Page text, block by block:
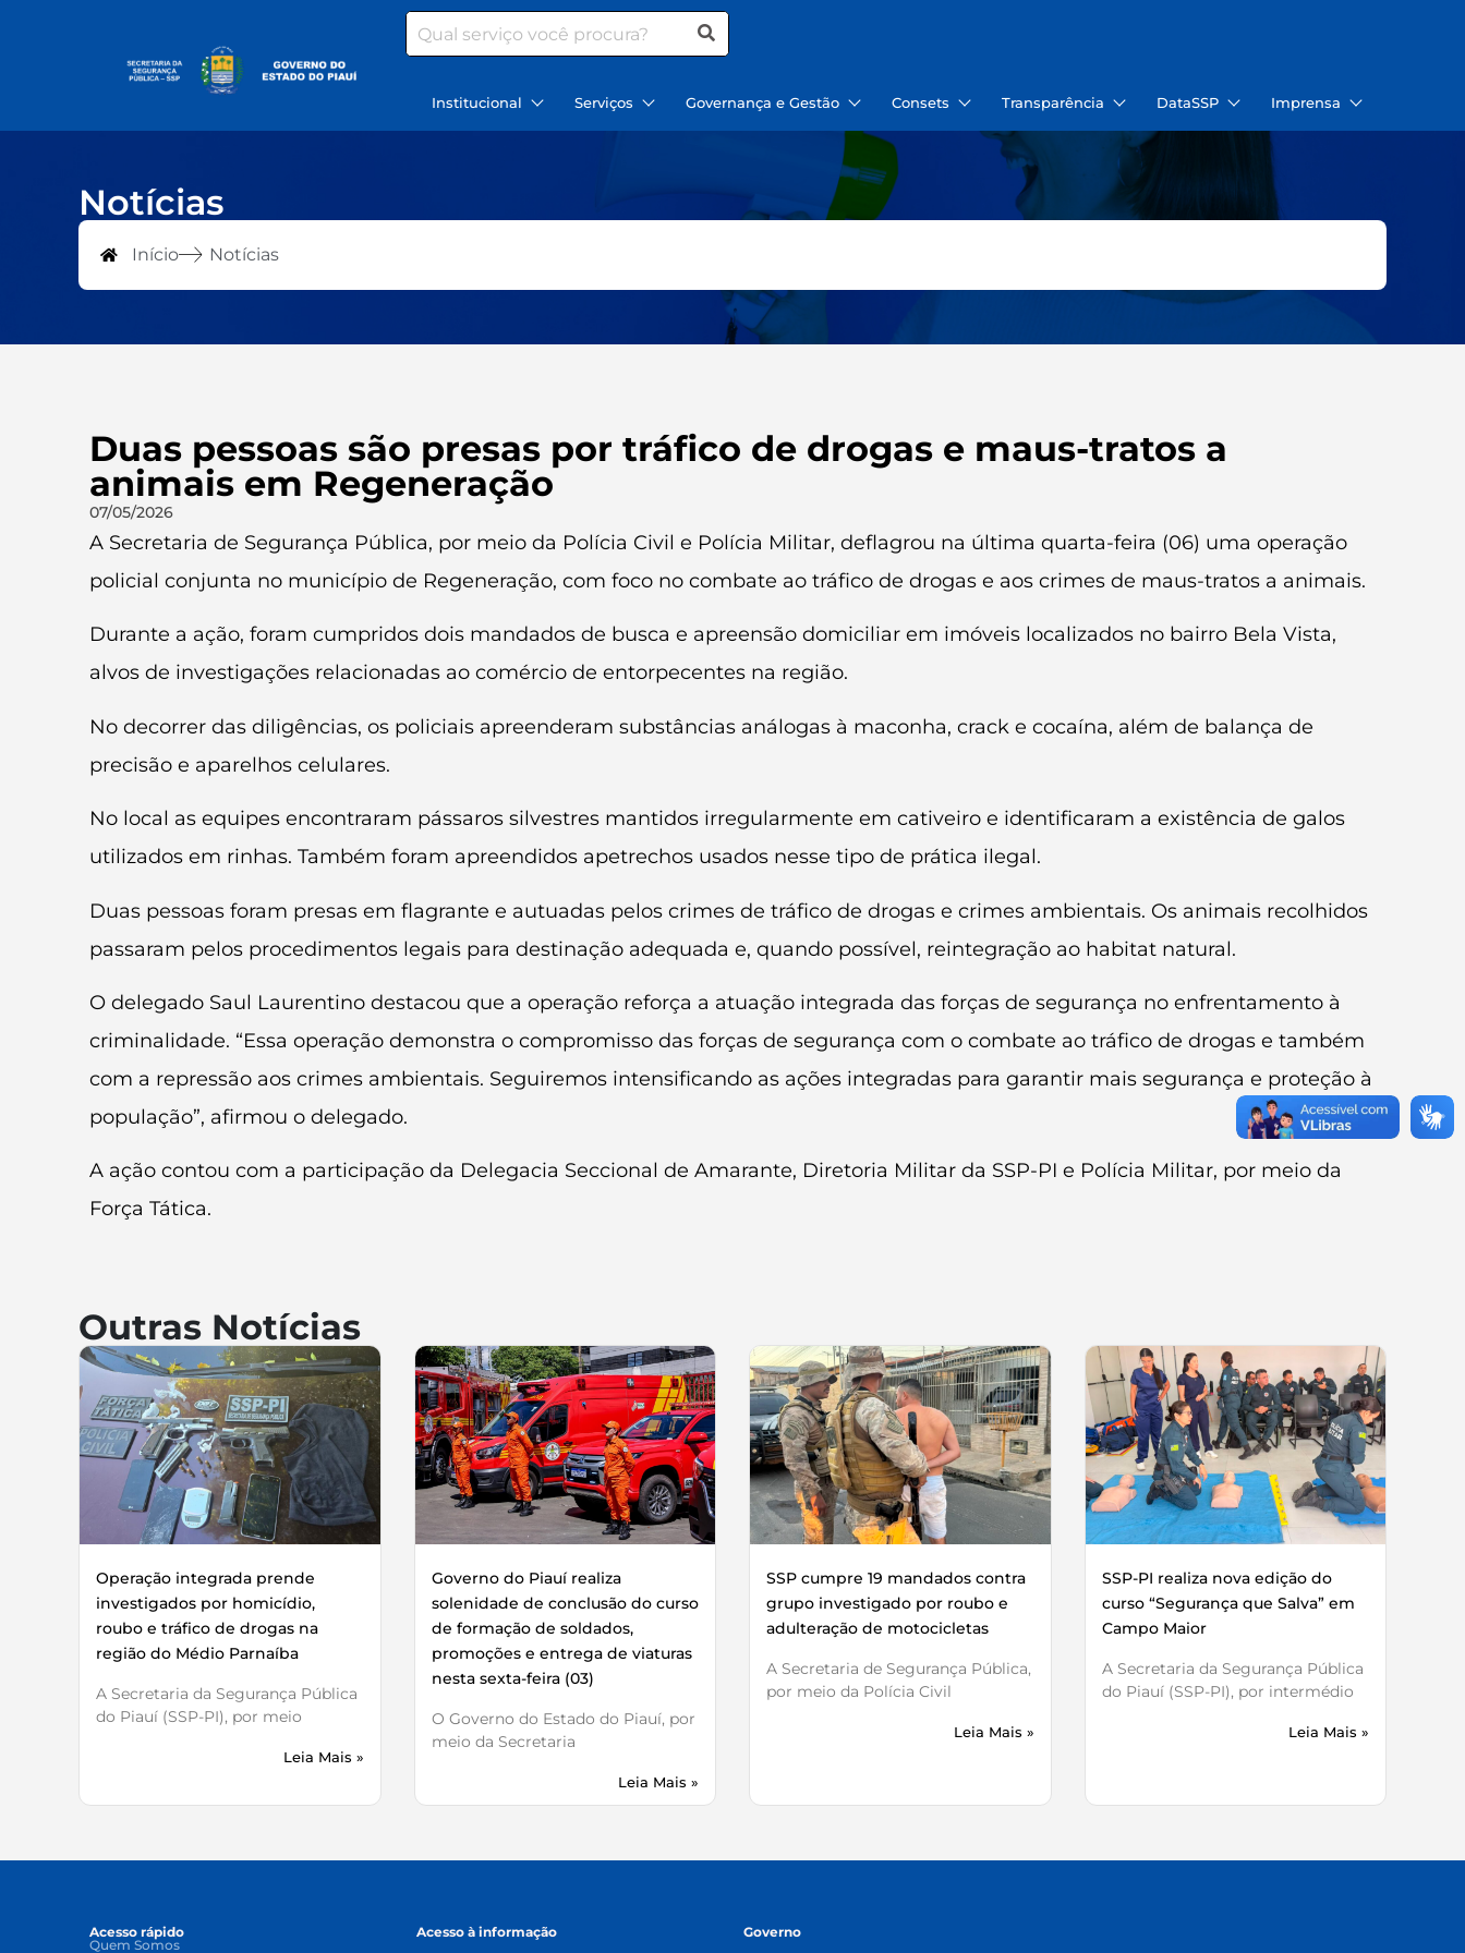
Search
Institucional Serviços Governança e Gestão Consets Transparência DataSSP Imprensa
Notícias
Início Notícias
Duas pessoas são presas por tráfico de drogas e maus-tratos a
animais em Regeneração
07/05/2026
A Secretaria de Segurança Pública, por meio da Polícia Civil e Polícia Militar, deflagrou na última quarta-feira (06) uma operação
policial conjunta no município de Regeneração, com foco no combate ao tráfico de drogas e aos crimes de maus-tratos a animais.
Durante a ação, foram cumpridos dois mandados de busca e apreensão domiciliar em imóveis localizados no bairro Bela Vista,
alvos de investigações relacionadas ao comércio de entorpecentes na região.
No decorrer das diligências, os policiais apreenderam substâncias análogas à maconha, crack e cocaína, além de balança de
precisão e aparelhos celulares.
No local as equipes encontraram pássaros silvestres mantidos irregularmente em cativeiro e identificaram a existência de galos
utilizados em rinhas. Também foram apreendidos apetrechos usados nesse tipo de prática ilegal.
Duas pessoas foram presas em flagrante e autuadas pelos crimes de tráfico de drogas e crimes ambientais. Os animais recolhidos
passaram pelos procedimentos legais para destinação adequada e, quando possível, reintegração ao habitat natural.
O delegado Saul Laurentino destacou que a operação reforça a atuação integrada das forças de segurança no enfrentamento à
criminalidade. “Essa operação demonstra o compromisso das forças de segurança com o combate ao tráfico de drogas e também
com a repressão aos crimes ambientais. Seguiremos intensificando as ações integradas para garantir mais segurança e proteção à
população”, afirmou o delegado.
A ação contou com a participação da Delegacia Seccional de Amarante, Diretoria Militar da SSP-PI e Polícia Militar, por meio da
Força Tática.
Outras Notícias
Operação integrada prende
investigados por homicídio,
roubo e tráfico de drogas na
região do Médio Parnaíba
A Secretaria da Segurança Pública
do Piauí (SSP-PI), por meio
Leia Mais »
Governo do Piauí realiza
solenidade de conclusão do curso
de formação de soldados,
promoções e entrega de viaturas
nesta sexta-feira (03)
O Governo do Estado do Piauí, por
meio da Secretaria
Leia Mais »
SSP cumpre 19 mandados contra
grupo investigado por roubo e
adulteração de motocicletas
A Secretaria de Segurança Pública,
por meio da Polícia Civil
Leia Mais »
SSP-PI realiza nova edição do
curso “Segurança que Salva” em
Campo Maior
A Secretaria da Segurança Pública
do Piauí (SSP-PI), por intermédio
Leia Mais »
Acesso rápido
Quem Somos
Acesso à informação Governo